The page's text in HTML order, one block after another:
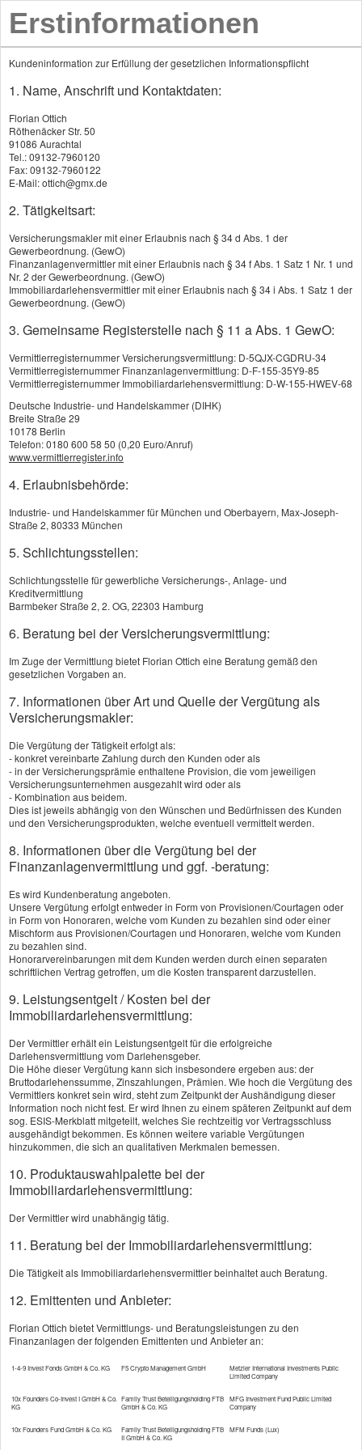
Erstinformationen
Kundeninformation zur Erfüllung der gesetzlichen Informationspflicht
1. Name, Anschrift und Kontaktdaten:
Florian Ottich
Röthenäcker Str. 50
91086 Aurachtal
Tel.: 09132-7960120
Fax: 09132-7960122
E-Mail: ottich@gmx.de
2. Tätigkeitsart:
Versicherungsmakler mit einer Erlaubnis nach § 34 d Abs. 1 der
Gewerbeordnung. (GewO)
Finanzanlagenvermittler mit einer Erlaubnis nach § 34 f Abs. 1 Satz 1 Nr. 1 und
Nr. 2 der Gewerbeordnung. (GewO)
Immobiliardarlehensvermittler mit einer Erlaubnis nach § 34 i Abs. 1 Satz 1 der
Gewerbeordnung. (GewO)
3. Gemeinsame Registerstelle nach § 11 a Abs. 1 GewO:
Vermittlerregisternummer Versicherungsvermittlung: D-5QJX-CGDRU-34
Vermittlerregisternummer Finanzanlagenvermittlung: D-F-155-35Y9-85
Vermittlerregisternummer Immobiliardarlehensvermittlung: D-W-155-HWEV-68
Deutsche Industrie- und Handelskammer (DIHK)
Breite Straße 29
10178 Berlin
Telefon: 0180 600 58 50 (0,20 Euro/Anruf)
www.vermittlerregister.info
4. Erlaubnisbehörde:
Industrie- und Handelskammer für München und Oberbayern, Max-Joseph-
Straße 2, 80333 München
5. Schlichtungsstellen:
Schlichtungsstelle für gewerbliche Versicherungs-, Anlage- und
Kreditvermittlung
Barmbeker Straße 2, 2. OG, 22303 Hamburg
6. Beratung bei der Versicherungsvermittlung:
Im Zuge der Vermittlung bietet Florian Ottich eine Beratung gemäß den
gesetzlichen Vorgaben an.
7. Informationen über Art und Quelle der Vergütung als
Versicherungsmakler:
Die Vergütung der Tätigkeit erfolgt als:
- konkret vereinbarte Zahlung durch den Kunden oder als
- in der Versicherungsprämie enthaltene Provision, die vom jeweiligen
Versicherungsunternehmen ausgezahlt wird oder als
- Kombination aus beidem.
Dies ist jeweils abhängig von den Wünschen und Bedürfnissen des Kunden
und den Versicherungsprodukten, welche eventuell vermittelt werden.
8. Informationen über die Vergütung bei der
Finanzanlagenvermittlung und ggf. -beratung:
Es wird Kundenberatung angeboten.
Unsere Vergütung erfolgt entweder in Form von Provisionen/Courtagen oder
in Form von Honoraren, welche vom Kunden zu bezahlen sind oder einer
Mischform aus Provisionen/Courtagen und Honoraren, welche vom Kunden
zu bezahlen sind.
Honorarvereinbarungen mit dem Kunden werden durch einen separaten
schriftlichen Vertrag getroffen, um die Kosten transparent darzustellen.
9. Leistungsentgelt / Kosten bei der
Immobiliardarlehensvermittlung:
Der Vermittler erhält ein Leistungsentgelt für die erfolgreiche
Darlehensvermittlung vom Darlehensgeber.
Die Höhe dieser Vergütung kann sich insbesondere ergeben aus: der
Bruttodarlehenssumme, Zinszahlungen, Prämien. Wie hoch die Vergütung des
Vermittlers konkret sein wird, steht zum Zeitpunkt der Aushändigung dieser
Information noch nicht fest. Er wird Ihnen zu einem späteren Zeitpunkt auf dem
sog. ESIS-Merkblatt mitgeteilt, welches Sie rechtzeitig vor Vertragsschluss
ausgehändigt bekommen. Es können weitere variable Vergütungen
hinzukommen, die sich an qualitativen Merkmalen bemessen.
10. Produktauswahlpalette bei der
Immobiliardarlehensvermittlung:
Der Vermittler wird unabhängig tätig.
11. Beratung bei der Immobiliardarlehensvermittlung:
Die Tätigkeit als Immobiliardarlehensvermittler beinhaltet auch Beratung.
12. Emittenten und Anbieter:
Florian Ottich bietet Vermittlungs- und Beratungsleistungen zu den
Finanzanlagen der folgenden Emittenten und Anbieter an:
1-4-9 Invest Fonds GmbH & Co. KG F5 Crypto Management GmbH
Metzler International Investments Public
Limited Company
10x Founders Co-Invest I GmbH & Co.
KG
Family Trust Beteiligungsholding FTB
GmbH & Co. KG
MFG Investment Fund Public Limited
Company
10x Founders Fund GmbH & Co. KG
Family Trust Beteiligungsholding FTB
II GmbH & Co. KG
MFM Funds (Lux)